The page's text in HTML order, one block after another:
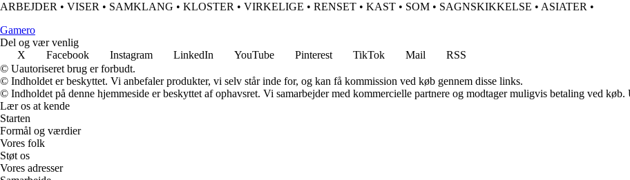
ARBEJDER • VISER • SAMKLANG • KLOSTER • VIRKELIGE • RENSET • KAST • SOM • SAGNSKIKKELSE • ASIATER •
Gamero
Del og vær venlig
X
Facebook Instagram LinkedIn YouTube Pinterest TikTok Mail
RSS
© Uautoriseret brug er forbudt.
© Indholdet er beskyttet. Vi anbefaler produkter, vi selv står inde for, og kan få kommission ved køb gennem disse links.
© Indholdet på denne hjemmeside er beskyttet af ophavsret. Vi samarbejder med kommercielle partnere og modtager muligvis betaling ved
Lær os at kende
Starten
Formål og værdier
Vores folk
Støt os
Vores adresser